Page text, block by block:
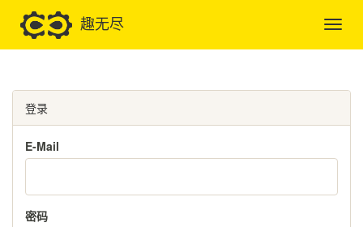
趣无尽
登录
E-Mail
密码